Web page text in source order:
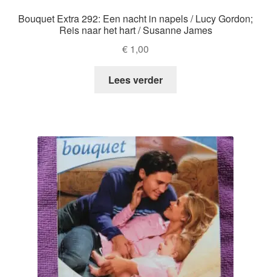
Bouquet Extra 292: Een nacht in napels / Lucy Gordon;
Reis naar het hart / Susanne James
€ 1,00
Lees verder